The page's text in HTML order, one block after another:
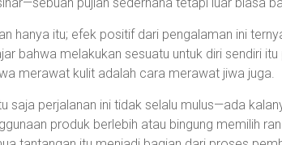
hanya itu; efek positif dari pengalaman ini
bahwa melakukan sesuatu untuk diri sendiri
merawat kulit adalah cara merawat jiwa juga.
saja perjalanan ini tidak selalu mulus—ada
produk berlebih atau bingung memilih